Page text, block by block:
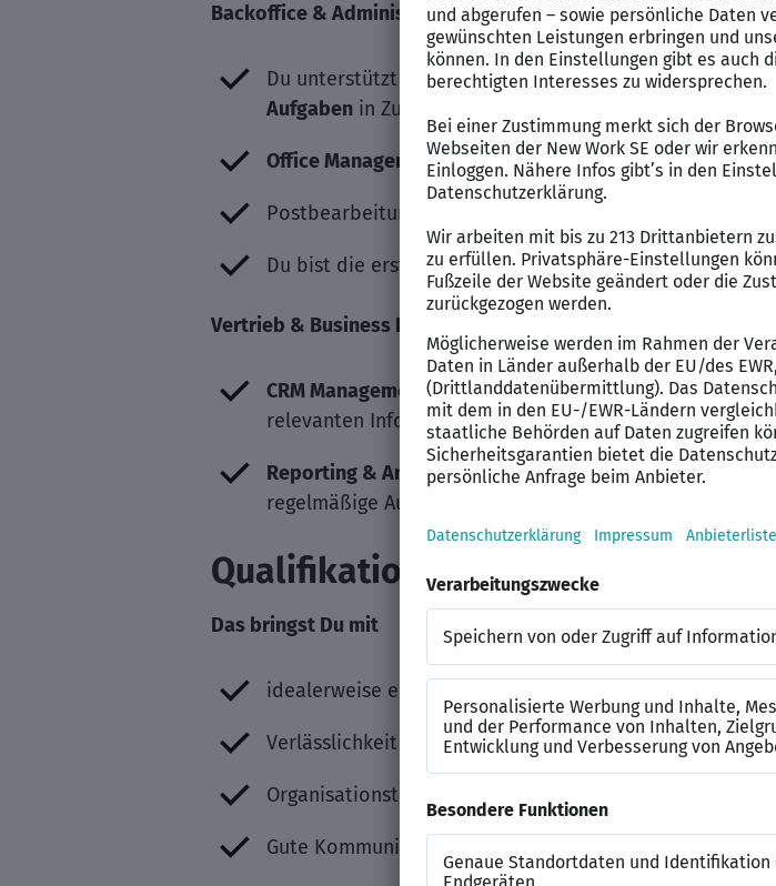
Backoffice & Administration
Du unterstützt die Geschäftsführung beimTravel
Aufgaben in Zusammenarbeit mit unserer Executive
Office Management: Von Küche über Kaffee bis
Postbearbeitung und allgemeine
Du bist die erste Anlaufstelle fürinterne
Vertrieb & Business Development
CRM Management: Du pflegst und strukturierst unsere
relevanten Informationen aktuell sind und unterstützt
Reporting & Analyse: Du unterstützt bei der Erfassung
regelmäßige Auswertungen auf
Qualifikation
Das bringst Du mit
idealerweise eine kaufmännische Ausbildung/Studium
Verlässlichkeit und eine hohe Eigenmotivation
Organisationstalent und strukturierte Arbeitsweise
Gute Kommunikationsfähigkeiten im Team